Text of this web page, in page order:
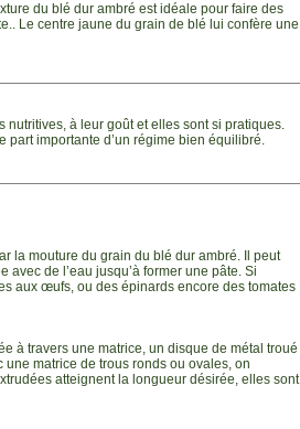
du blé dur ambré est idéale pour faire des
Le centre jaune du grain de blé lui confère une
à leur goût et elles sont si pratiques.
part importante d’un régime bien équilibré.
la mouture du grain du blé dur ambré. Il peut
de l’eau jusqu’à former une pâte. Si
aux œufs, ou des épinards encore des tomates
à travers une matrice, un disque de métal troué
matrice de trous ronds ou ovales, on
atteignent la longueur désirée, elles sont